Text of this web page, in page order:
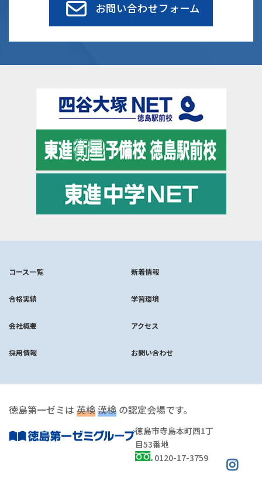
お問い合わせフォーム
コース一覧 新着情報
合格実績 学習環境
会社概要 アクセス
採用情報 お問い合わせ
徳島第一ゼミは 英検漢検 の認定会場です。
徳島市寺島本町西1丁
目53番地
0120-17-3759